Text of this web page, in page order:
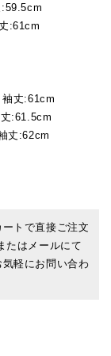
:61cm
丈:61cm
:61.5cm
丈:62cm
トで直接ご注文
たはメールにて
軽にお問い合わ